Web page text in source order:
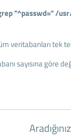
"^passwd=" /
veritabanları tek
sayısına göre